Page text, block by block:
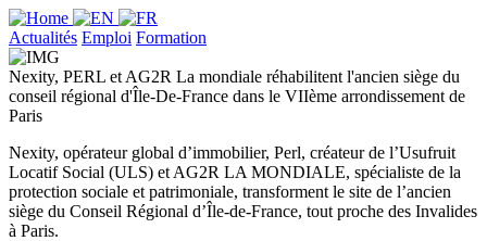
Actualités Emploi Formation
Nexity, PERL et AG2R La mondiale réhabilitent l'ancien siège du
conseil régional d'Île-De-France dans le VIIème arrondissement de
Paris
Nexity, opérateur global d’immobilier, Perl, créateur de l’Usufruit
Locatif Social (ULS) et AG2R LA MONDIALE, spécialiste de la
protection sociale et patrimoniale, transforment le site de l’ancien
siège du Conseil Régional d’Île-de-France, tout proche des Invalides
à Paris.